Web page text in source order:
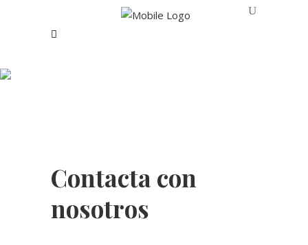
Contacta con
nosotros